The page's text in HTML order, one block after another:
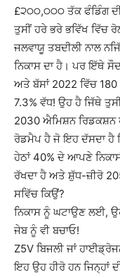
£੨੦੦,੦੦੦ ਤੱਕ ਫੰਡਿੰਗ
ਤੁਸੀਂ ਹਰੇ ਭਰੇ ਭਵਿੱਖ ਵਿੱਚ
ਜਲਵਾਯੂ ਤਬਦੀਲੀ ਨਾਲ
ਨਿਕਾਸ ਦਾ ਹੈ। ਪਰ ਇੱਥੇ
ਅਤੇ ਬੱਸਾਂ 2022 ਵਿੱਚ
7.3% ਵੱਧ! ਉਹ ਹੈ ਜਿੱਥੇ
2030 ਐਮਿਸ਼ਨ
ਰੋਡਮੈਪ ਹੈ ਜੋ ਇਹ ਦੱਸਦਾ ਹੈ
ਹੇਠਾਂ 40% ਦੇ ਆਪਣੇ
ਰੱਖਦਾ ਹੈ ਅਤੇ ਸ਼ੁੱਧ-ਜ਼ੀਰੋ
ਸਵਿੱਚ ਕਿਉਂ?
ਨਿਕਾਸ ਨੂੰ ਘਟਾਉਣ ਲਈ,
ਜੇਬ ਨੂੰ ਵੀ ਬਚਾਓ!
Z5V ਬਿਜਲੀ ਜਾਂ
ਇਹ ਉਹ ਹੀਰੋ ਹਨ ਜਿਨ੍ਹਾਂ